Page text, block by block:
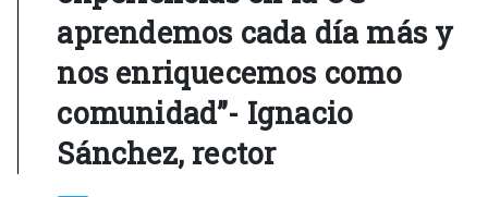
aprendemos cada día más y
nos enriquecemos como
comunidad”- Ignacio
Sánchez, rector